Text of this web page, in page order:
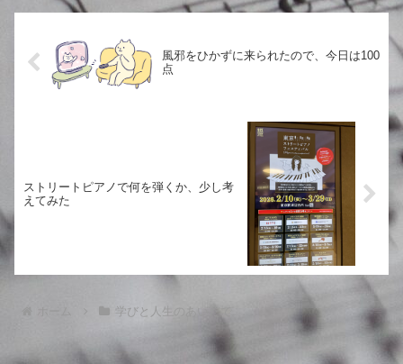
全だと思っていた仕事”でさえ、
風邪をひかずに来られたので、今日は100
点
ストリートピアノで何を弾くか、少し考
えてみた
学びと人生のあいだで